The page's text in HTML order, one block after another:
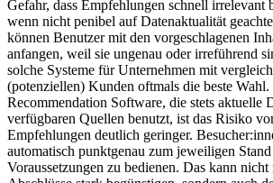
Gefahr, dass Empfehlungen schnell irrelevant
wenn nicht penibel auf Datenaktualität
können Benutzer mit den vorgeschlagenen
anfangen, weil sie ungenau oder irreführend
solche Systeme für Unternehmen mit
(potenziellen) Kunden oftmals die beste
Recommendation Software, die stets aktuelle
verfügbaren Quellen benutzt, ist das Risiko
Empfehlungen deutlich geringer.
automatisch punktgenau zum jeweiligen
Voraussetzungen zu bedienen. Das kann